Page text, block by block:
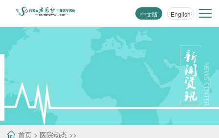
中文版 English
首页 > 医院动态 >>